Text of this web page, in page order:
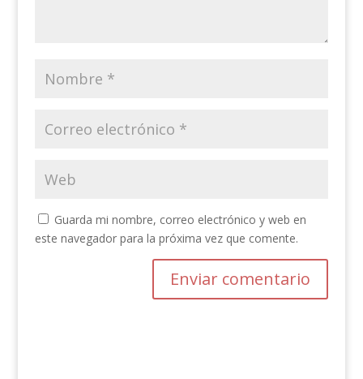
Guarda mi nombre, correo electrónico y web en
este navegador para la próxima vez que comente.